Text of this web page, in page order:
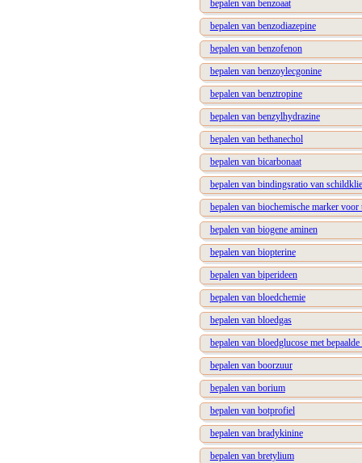
bepalen van benzoaat
bepalen van benzodiazepine
bepalen van benzofenon
bepalen van benzoylecgonine
bepalen van benztropine
bepalen van benzylhydrazine
bepalen van bethanechol
bepalen van bicarbonaat
bepalen van bindingsratio van
bepalen van biochemische marker
bepalen van biogene aminen
bepalen van biopterine
bepalen van biperideen
bepalen van bloedchemie
bepalen van bloedgas
bepalen van bloedglucose met bepaalde
bepalen van boorzuur
bepalen van borium
bepalen van botprofiel
bepalen van bradykinine
bepalen van bretylium